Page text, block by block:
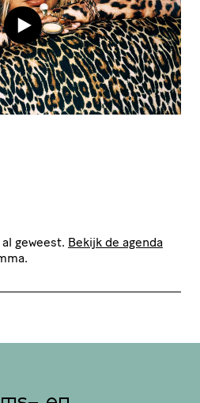
geweest. Bekijk de agenda